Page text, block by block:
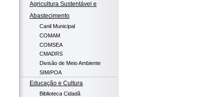
Agricultura Sustentável e
Abastecimento
Canil Municipal
COMAM
COMSEA
CMADRS
Divisão de Meio Ambiente
SIM/POA
Educação e Cultura
Biblioteca Cidadã